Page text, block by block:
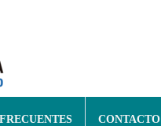
CONTACTO